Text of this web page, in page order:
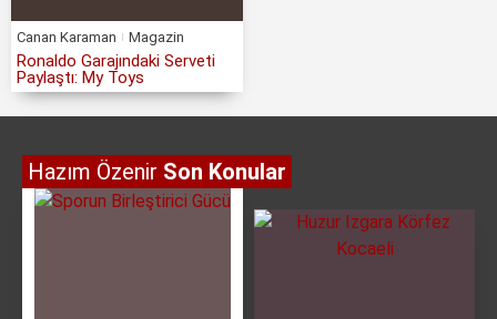
Canan Karaman Magazin
Ronaldo Garajındaki Serveti
Paylaştı: My Toys
Hazım Özenir Son Konular